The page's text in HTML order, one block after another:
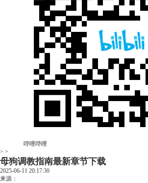
哔哩哔哩
> >
母狗调教指南最新章节下载
2025-06-11 20:17:30
来源：